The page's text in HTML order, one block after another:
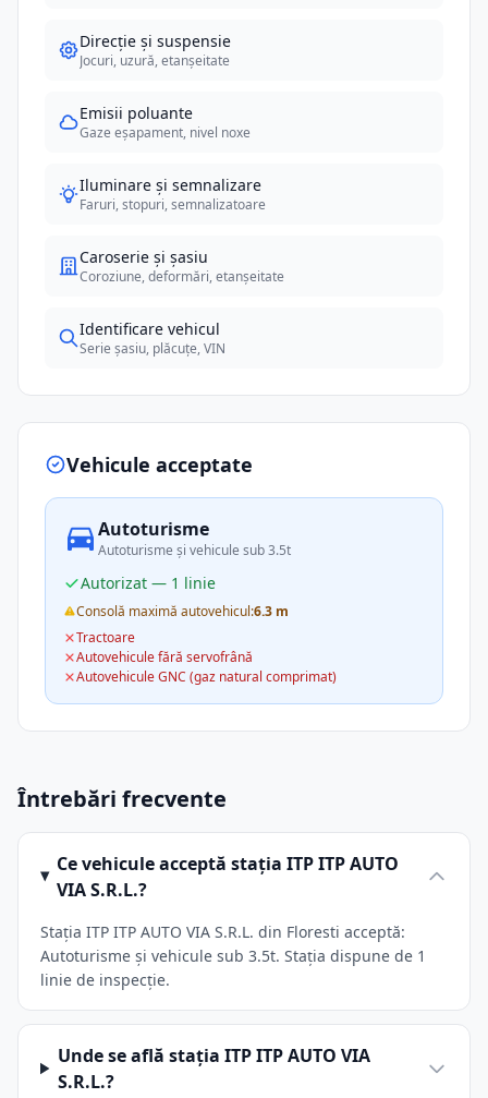
Direcție și suspensie
Jocuri, uzură, etanșeitate
Emisii poluante
Gaze eșapament, nivel noxe
Iluminare și semnalizare
Faruri, stopuri, semnalizatoare
Caroserie și șasiu
Coroziune, deformări, etanșeitate
Identificare vehicul
Serie șasiu, plăcuțe, VIN
Vehicule acceptate
Autoturisme
Autoturisme și vehicule sub 3.5t
Autorizat — 1 linie
Consolă maximă autovehicul:6.3 m
Tractoare
Autovehicule fără servofrână
Autovehicule GNC (gaz natural comprimat)
Întrebări frecvente
Ce vehicule acceptă stația ITP ITP AUTO
VIA S.R.L.?
Stația ITP ITP AUTO VIA S.R.L. din Floresti acceptă:
Autoturisme și vehicule sub 3.5t. Stația dispune de 1
linie de inspecție.
Unde se află stația ITP ITP AUTO VIA
S.R.L.?